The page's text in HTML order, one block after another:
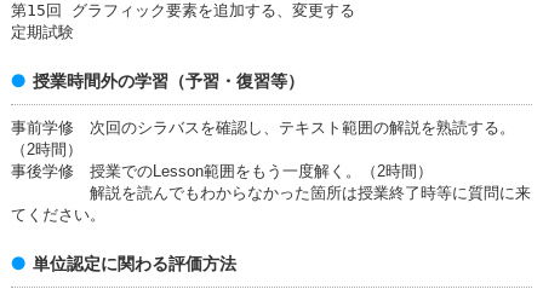
第15回 グラフィック要素を追加する、変更する
定期試験
授業時間外の学習（予習・復習等）
事前学修 次回のシラバスを確認し、テキスト範囲の解説を熟読する。
（2時間）
事後学修 授業でのLesson範囲をもう一度解く。（2時間）
解説を読んでもわからなかった箇所は授業終了時等に質問に来
てください。
単位認定に関わる評価方法